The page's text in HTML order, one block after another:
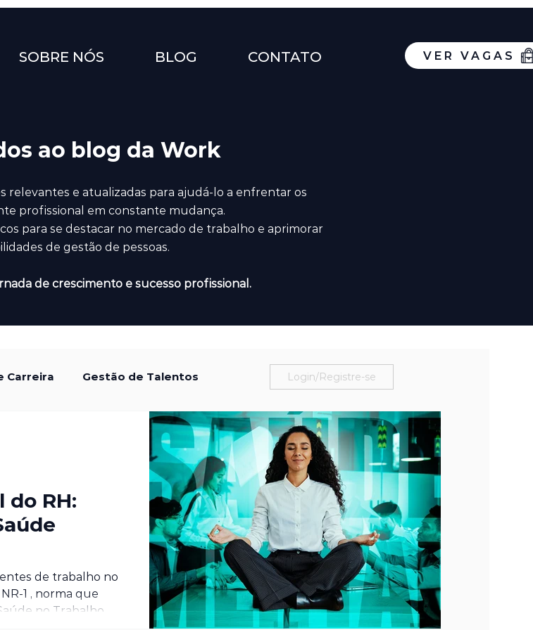
SOBRE NÓS BLOG CONTATO VER VAGAS
ao blog da Work
relevantes e atualizadas para ajudá-lo a enfrentar os
profissional em constante mudança.
para se destacar no mercado de trabalho e aprimorar
de gestão de pessoas.
de crescimento e sucesso profissional.
Carreira Gestão de Talentos
Gestão de Desempenho
Login/Registre-se
do RH:
de trabalho no
, norma que
no Trabalho